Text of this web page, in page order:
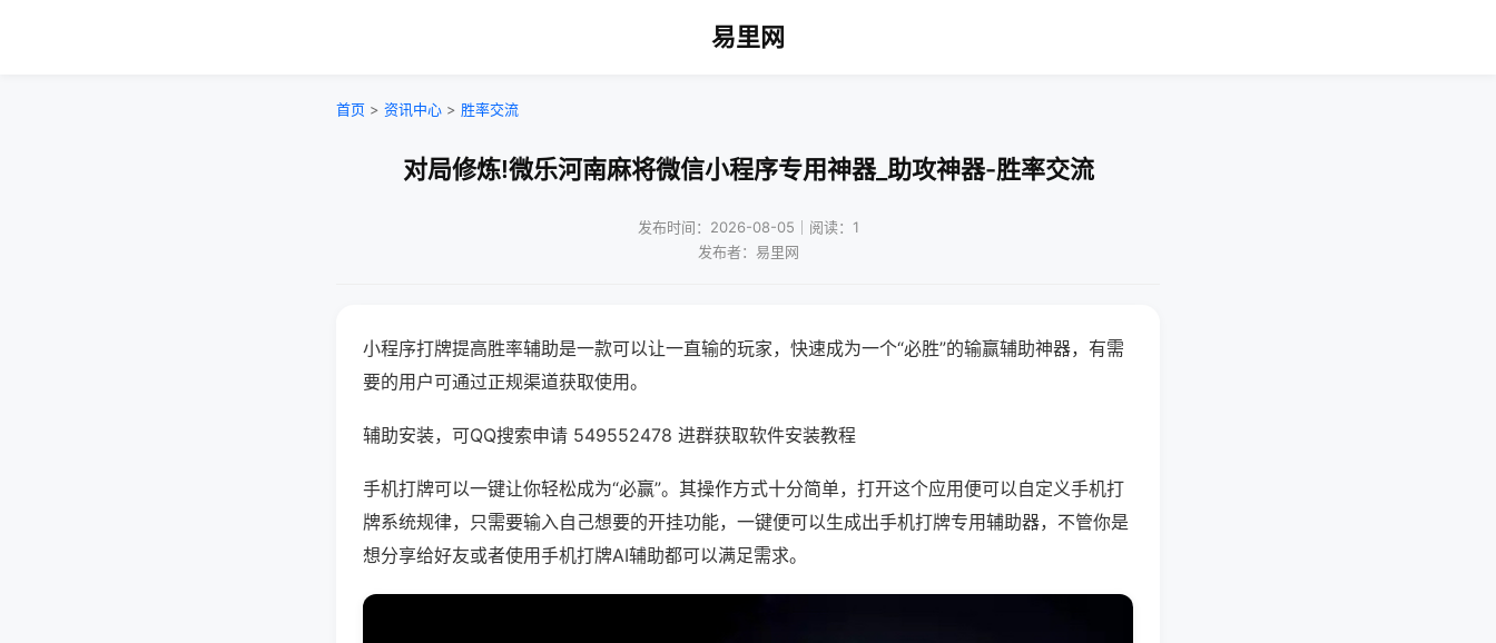
易里网
首页 > 资讯中心 > 胜率交流
对局修炼!微乐河南麻将微信小程序专用神器_助攻神器-胜率交流
发布时间：2026-08-05｜阅读：1
发布者：易里网
小程序打牌提高胜率辅助是一款可以让一直输的玩家，快速成为一个“必胜”的输赢辅助神器，有需
要的用户可通过正规渠道获取使用。
辅助安装，可QQ搜索申请 549552478 进群获取软件安装教程
手机打牌可以一键让你轻松成为“必赢”。其操作方式十分简单，打开这个应用便可以自定义手机打
牌系统规律，只需要输入自己想要的开挂功能，一键便可以生成出手机打牌专用辅助器，不管你是
想分享给好友或者使用手机打牌AI辅助都可以满足需求。